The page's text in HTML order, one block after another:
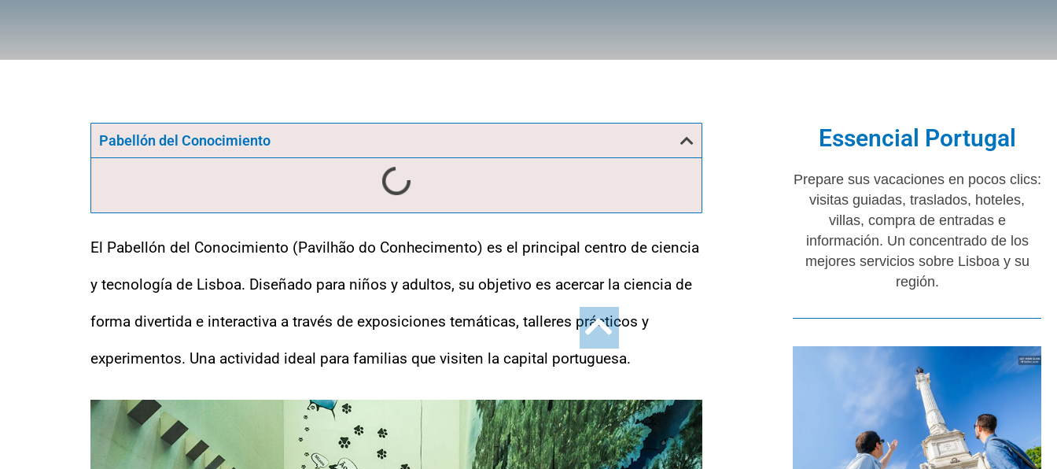
Pabellón del Conocimiento
El Pabellón del Conocimiento (Pavilhão do Conhecimento) es el principal centro de ciencia
y tecnología de Lisboa. Diseñado para niños y adultos, su objetivo es acercar la ciencia de
forma divertida e interactiva a través de exposiciones temáticas, talleres prácticos y
experimentos. Una actividad ideal para familias que visiten la capital portuguesa.
Essencial Portugal
Prepare sus vacaciones en pocos clics:
visitas guiadas, traslados, hoteles,
villas, compra de entradas e
información. Un concentrado de los
mejores servicios sobre Lisboa y su
región.